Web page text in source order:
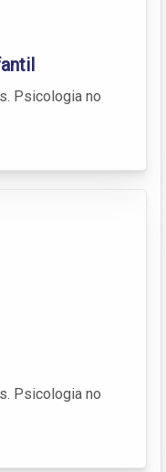
Psicologia no
Psicologia no